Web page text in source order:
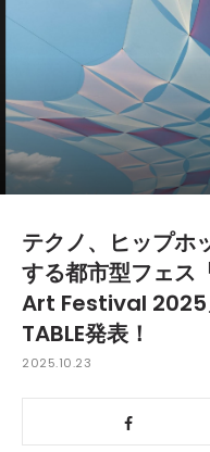
テクノ、ヒップホ
する都市型フェ
Art Festival 2025
TABLE発表！
2025.10.23